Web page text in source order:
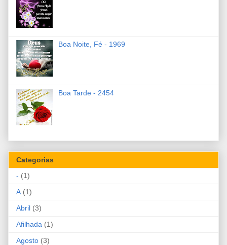
Boa Noite, Fé - 1969
Boa Tarde - 2454
Categorias
- (1)
A (1)
Abril (3)
Afilhada (1)
Agosto (3)